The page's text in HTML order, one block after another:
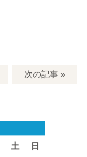
次の記事»
土 日